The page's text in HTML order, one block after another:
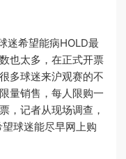
迷希望能病HOLD最
也太多，在正式开票
多球迷来沪观赛的不
量销售，每人限购一
，记者从现场调查，
球迷能尽早网上购